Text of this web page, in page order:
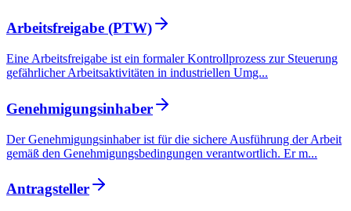
Arbeitsfreigabe (PTW)
Eine Arbeitsfreigabe ist ein formaler Kontrollprozess zur Steuerung
gefährlicher Arbeitsaktivitäten in industriellen Umg...
Genehmigungsinhaber
Der Genehmigungsinhaber ist für die sichere Ausführung der Arbeit
gemäß den Genehmigungsbedingungen verantwortlich. Er m...
Antragsteller